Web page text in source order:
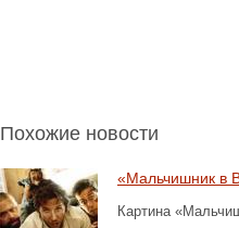
Похожие новости
«Мальчишник в
Картина